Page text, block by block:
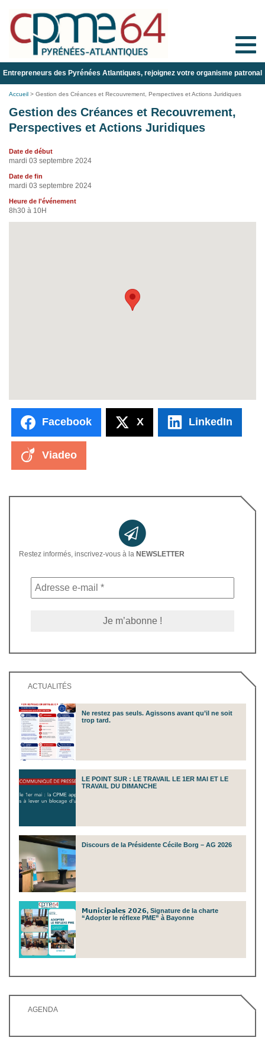
Toggle
Entrepreneurs des Pyrénées Atlantiques, rejoignez votre organisme patronal
Accueil > Gestion des Créances et Recouvrement, Perspectives et Actions Juridiques
Gestion des Créances et Recouvrement,
Perspectives et Actions Juridiques
Date de début
mardi 03 septembre 2024
Date de fin
mardi 03 septembre 2024
Heure de l'événement
8h30 à 10H
Facebook X LinkedIn
Viadeo
Restez informés, inscrivez-vous à la NEWSLETTER
ACTUALITÉS
Ne restez pas seuls. Agissons avant qu’il ne soit
trop tard.
LE POINT SUR : LE TRAVAIL LE 1ER MAI ET LE
TRAVAIL DU DIMANCHE
Discours de la Présidente Cécile Borg – AG 2026
𝗠𝘂𝗻𝗶𝗰𝗶𝗽𝗮𝗹𝗲𝘀 𝟮𝟬𝟮𝟲, Signature de la charte
“Adopter le réflexe PME” à Bayonne
AGENDA